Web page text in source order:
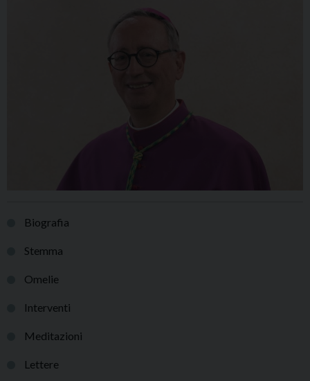
Biografia
Stemma
Omelie
Interventi
Meditazioni
Lettere